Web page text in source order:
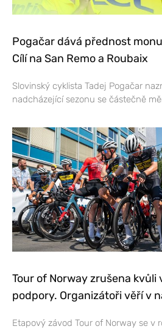
Pogačar dává přednost
Cílí na San Remo a Roubaix
Slovinský cyklista Tadej Pogačar
nadcházející sezonu se částečně
Tour of Norway zrušena
podpory. Organizátoři věří v
Etapový závod Tour of Norway se v